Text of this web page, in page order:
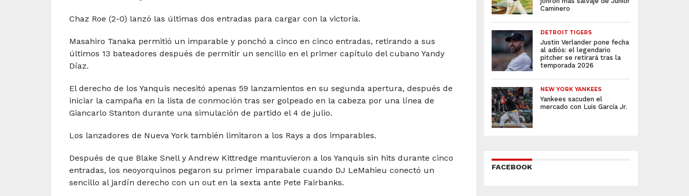
Chaz Roe (2-0) lanzó las últimas dos entradas para cargar con la victoria.
Masahiro Tanaka permitió un imparable y ponchó a cinco en cinco entradas, retirando a sus
últimos 13 bateadores después de permitir un sencillo en el primer capítulo del cubano Yandy
Díaz.
El derecho de los Yanquis necesitó apenas 59 lanzamientos en su segunda apertura, después de
iniciar la campaña en la lista de conmoción tras ser golpeado en la cabeza por una línea de
Giancarlo Stanton durante una simulación de partido el 4 de julio.
Los lanzadores de Nueva York también limitaron a los Rays a dos imparables.
Después de que Blake Snell y Andrew Kittredge mantuvieron a los Yanquis sin hits durante cinco
entradas, los neoyorquinos pegaron su primer imparabale cuando DJ LeMahieu conectó un
sencillo al jardín derecho con un out en la sexta ante Pete Fairbanks.
Caminero
DETROIT TIGERS
Justin Verlander pone fecha
al adiós: el legendario
pitcher se retirará tras la
temporada 2026
NEW YORK YANKEES
Yankees sacuden el
mercado con Luis García Jr.
FACEBOOK